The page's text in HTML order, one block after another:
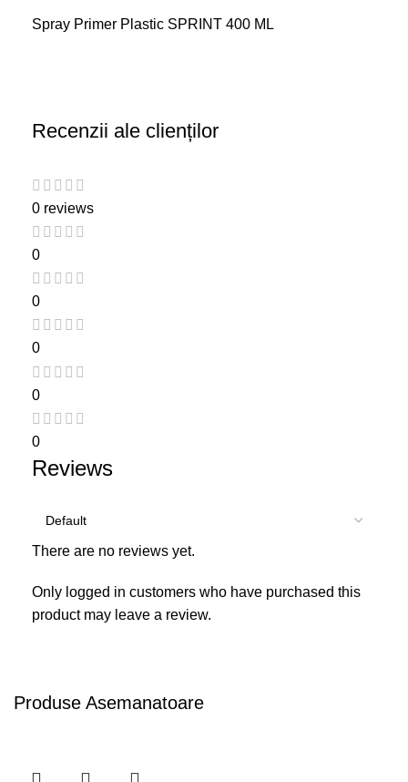
Spray Primer Plastic SPRINT 400 ML
Recenzii ale clienților
0 reviews
0
0
0
0
0
Reviews
There are no reviews yet.
Only logged in customers who have purchased this
product may leave a review.
Produse Asemanatoare